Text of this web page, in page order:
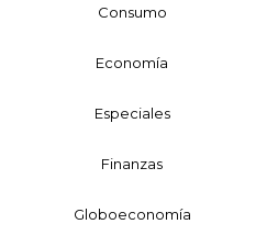
Consumo
Economía
Especiales
Finanzas
Globoeconomía